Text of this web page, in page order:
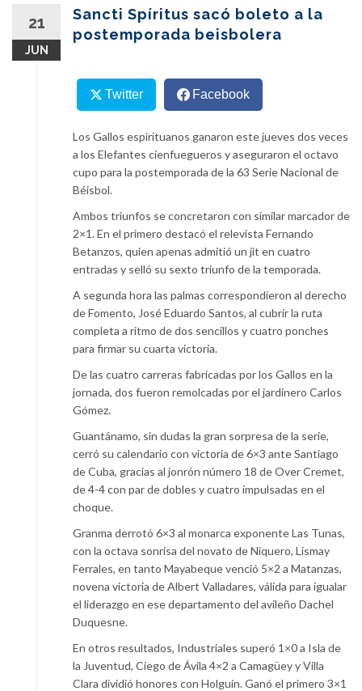
21
JUN
Sancti Spíritus sacó boleto a la
postemporada beisbolera
Twitter Facebook
Los Gallos espirituanos ganaron este jueves dos veces
a los Elefantes cienfuegueros y aseguraron el octavo
cupo para la postemporada de la 63 Serie Nacional de
Béisbol.
Ambos triunfos se concretaron con similar marcador de
2×1. En el primero destacó el relevista Fernando
Betanzos, quien apenas admitió un jit en cuatro
entradas y selló su sexto triunfo de la temporada.
A segunda hora las palmas correspondieron al derecho
de Fomento, José Eduardo Santos, al cubrir la ruta
completa a ritmo de dos sencillos y cuatro ponches
para firmar su cuarta victoria.
De las cuatro carreras fabricadas por los Gallos en la
jornada, dos fueron remolcadas por el jardinero Carlos
Gómez.
Guantánamo, sin dudas la gran sorpresa de la serie,
cerró su calendario con victoria de 6×3 ante Santiago
de Cuba, gracias al jonrón número 18 de Over Cremet,
de 4-4 con par de dobles y cuatro impulsadas en el
choque.
Granma derrotó 6×3 al monarca exponente Las Tunas,
con la octava sonrisa del novato de Niquero, Lismay
Ferrales, en tanto Mayabeque venció 5×2 a Matanzas,
novena victoria de Albert Valladares, válida para igualar
el liderazgo en ese departamento del avileño Dachel
Duquesne.
En otros resultados, Industriales superó 1×0 a Isla de
la Juventud, Ciego de Ávila 4×2 a Camagüey y Villa
Clara dividió honores con Holguín. Ganó el primero 3×1